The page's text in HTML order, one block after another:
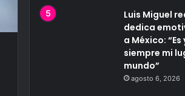
Luis Miguel
dedica
a México:
siempre mi
mundo”
agosto 6, 2026